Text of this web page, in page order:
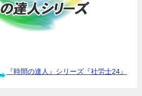
『時間の達人』シリーズ『社労士24』